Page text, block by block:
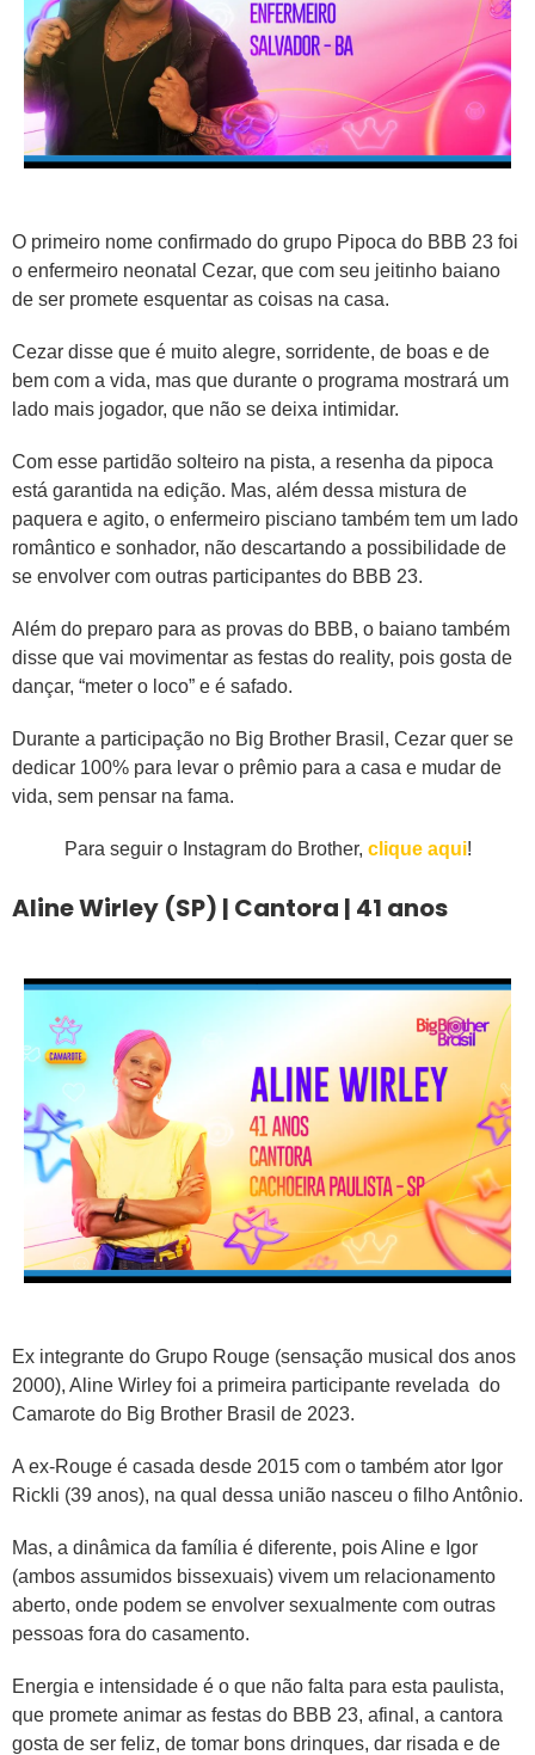
O primeiro nome confirmado do grupo Pipoca do BBB 23 foi
o enfermeiro neonatal Cezar, que com seu jeitinho baiano
de ser promete esquentar as coisas na casa.
Cezar disse que é muito alegre, sorridente, de boas e de
bem com a vida, mas que durante o programa mostrará um
lado mais jogador, que não se deixa intimidar.
Com esse partidão solteiro na pista, a resenha da pipoca
está garantida na edição. Mas, além dessa mistura de
paquera e agito, o enfermeiro pisciano também tem um lado
romântico e sonhador, não descartando a possibilidade de
se envolver com outras participantes do BBB 23.
Além do preparo para as provas do BBB, o baiano também
disse que vai movimentar as festas do reality, pois gosta de
dançar, “meter o loco” e é safado.
Durante a participação no Big Brother Brasil, Cezar quer se
dedicar 100% para levar o prêmio para a casa e mudar de
vida, sem pensar na fama.
Para seguir o Instagram do Brother, clique aqui!
Aline Wirley (SP) | Cantora | 41 anos
Ex integrante do Grupo Rouge (sensação musical dos anos
2000), Aline Wirley foi a primeira participante revelada do
Camarote do Big Brother Brasil de 2023.
A ex-Rouge é casada desde 2015 com o também ator Igor
Rickli (39 anos), na qual dessa união nasceu o filho Antônio.
Mas, a dinâmica da família é diferente, pois Aline e Igor
(ambos assumidos bissexuais) vivem um relacionamento
aberto, onde podem se envolver sexualmente com outras
pessoas fora do casamento.
Energia e intensidade é o que não falta para esta paulista,
que promete animar as festas do BBB 23, afinal, a cantora
gosta de ser feliz, de tomar bons drinques, dar risada e de